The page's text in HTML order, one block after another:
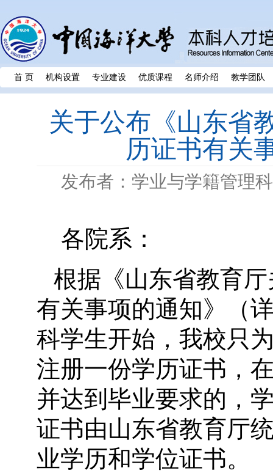
首 页 机构设置 专业建设 优质课程 名师介绍 教学团队
关于公布《山东省
历证书有关
发布者：学业与学籍管理科
各院系：
根据《山东省教育
有关事项的通知》（
科学生开始，我校只
注册一份学历证书，
并达到毕业要求的，
证书由山东省教育厅
业学历和学位证书。